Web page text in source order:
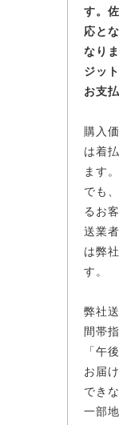
す。
応と
なり
ジッ
お支
購入
は着
ます
でも
るお
送業
は弊
す。
弊社
間帯
「午
お届
でき
一部